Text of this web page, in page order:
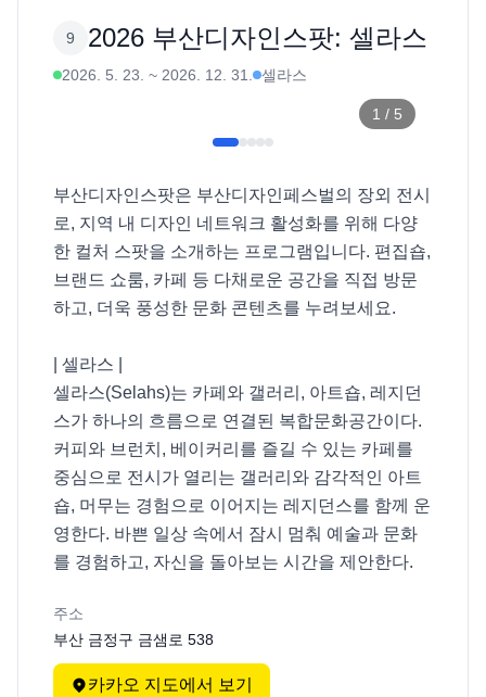
9 2026 부산디자인스팟: 셀라스
2026. 5. 23. ~ 2026. 12. 31. 셀라스
1 / 5
부산디자인스팟은 부산디자인페스벌의 장외 전시
로, 지역 내 디자인 네트워크 활성화를 위해 다양
한 컬처 스팟을 소개하는 프로그램입니다. 편집숍,
브랜드 쇼룸, 카페 등 다채로운 공간을 직접 방문
하고, 더욱 풍성한 문화 콘텐츠를 누려보세요.
| 셀라스 |
셀라스(Selahs)는 카페와 갤러리, 아트숍, 레지던
스가 하나의 흐름으로 연결된 복합문화공간이다.
커피와 브런치, 베이커리를 즐길 수 있는 카페를
중심으로 전시가 열리는 갤러리와 감각적인 아트
숍, 머무는 경험으로 이어지는 레지던스를 함께 운
영한다. 바쁜 일상 속에서 잠시 멈춰 예술과 문화
를 경험하고, 자신을 돌아보는 시간을 제안한다.
주소
부산 금정구 금샘로 538
카카오 지도에서 보기